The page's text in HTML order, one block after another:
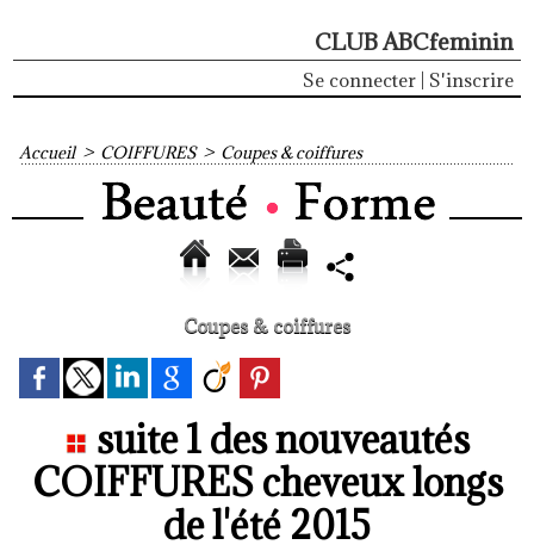
CLUB ABCfeminin
Se connecter S'inscrire
Accueil > COIFFURES > Coupes & coiffures
Coupes & coiffures
suite 1 des nouveautés
COIFFURES cheveux longs
de l'été 2015